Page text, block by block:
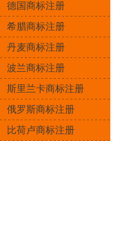
德国商标注册
希腊商标注册
丹麦商标注册
波兰商标注册
斯里兰卡商标注册
俄罗斯商标注册
比荷卢商标注册